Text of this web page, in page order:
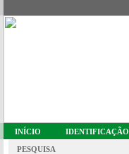
INÍCIO IDENTIFICAÇÃO
PESQUISA